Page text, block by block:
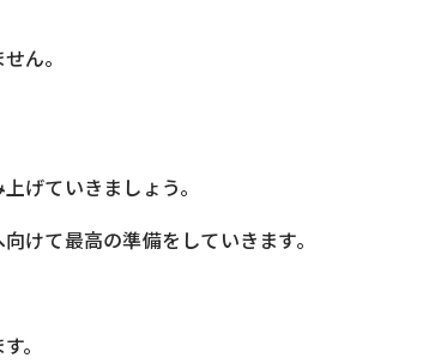
ん。
げていきましょう。
けて最高の準備をしていきます。
。